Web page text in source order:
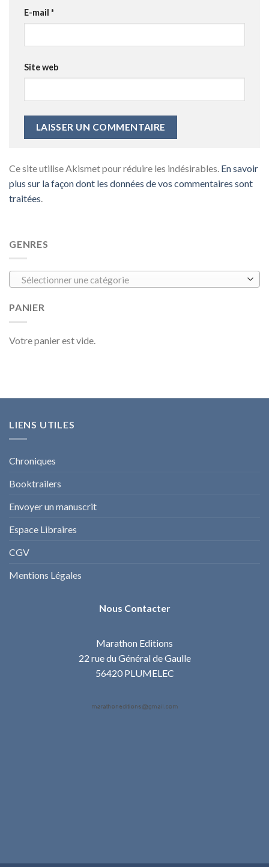
E-mail *
Site web
Ce site utilise Akismet pour réduire les indésirables. En savoir
plus sur la façon dont les données de vos commentaires sont
traitées.
GENRES
Sélectionner une catégorie
PANIER
Votre panier est vide.
LIENS UTILES
Chroniques
Booktrailers
Envoyer un manuscrit
Espace Libraires
CGV
Mentions Légales
Nous Contacter
Marathon Editions
22 rue du Général de Gaulle
56420 PLUMELEC